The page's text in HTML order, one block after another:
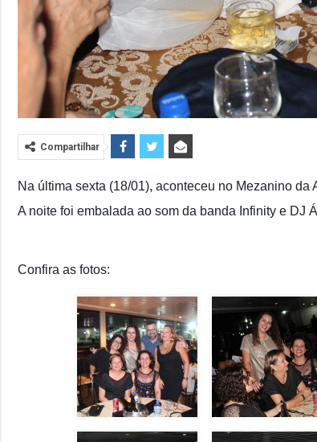
Compartilhar
Na última sexta (18/01), aconteceu no Mezanino
A noite foi embalada ao som da banda Infinity e DJ
Confira as fotos: